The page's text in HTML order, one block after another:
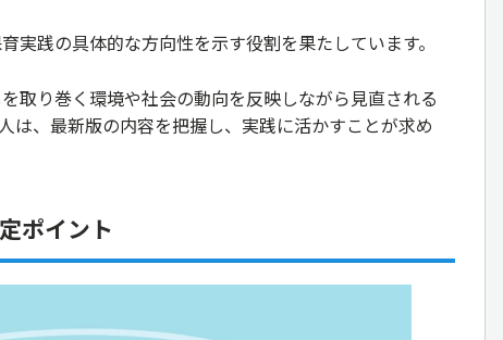
実践の具体的な方向性を示す役割を果たしています。
取り巻く環境や社会の動向を反映しながら見直される
は、最新版の内容を把握し、実践に活かすことが求め
ポイント